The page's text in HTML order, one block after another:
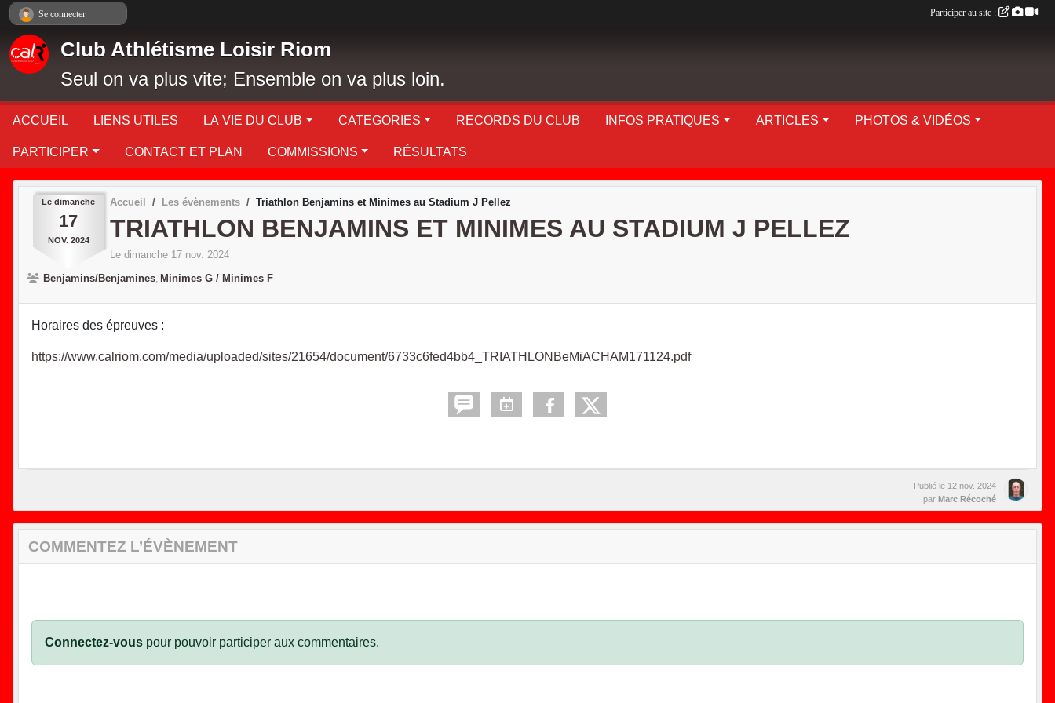
Club Athlétisme Loisir Riom
Seul on va plus vite; Ensemble on va plus loin.
ACCUEIL LIENS UTILES LA VIE DU CLUB CATEGORIES RECORDS DU CLUB INFOS PRATIQUES ARTICLES PHOTOS & VIDÉOS
PARTICIPER CONTACT ET PLAN COMMISSIONS RÉSULTATS
Le dimanche
17
NOV. 2024
Accueil Les évènements Triathlon Benjamins et Minimes au Stadium J Pellez
TRIATHLON BENJAMINS ET MINIMES AU STADIUM J PELLEZ
Le dimanche 17 nov. 2024
Benjamins/Benjamines Minimes G / Minimes F
Horaires des épreuves :
https://www.calriom.com/media/uploaded/sites/21654/document/6733c6fed4bb4_TRIATHLONBeMiACHAM171124.pdf
Publié le 12 nov. 2024
par Marc Récoché
COMMENTEZ L’ÉVÈNEMENT
Connectez-vous pour pouvoir participer aux commentaires.
Se connecter Participer au site :
Panneau de gestion des cookies